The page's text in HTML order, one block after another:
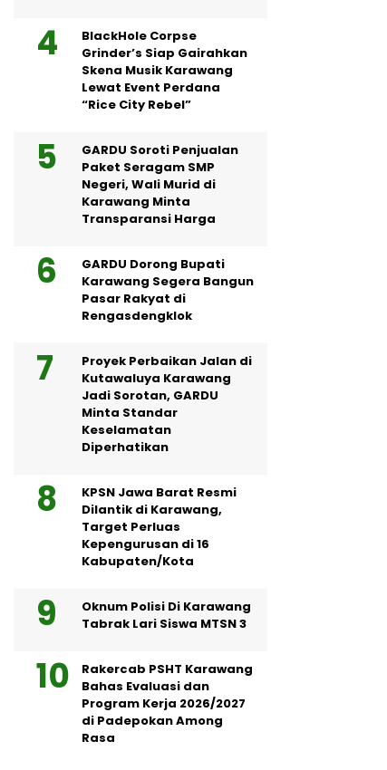
BlackHole Corpse
Grinder’s Siap Gairahkan
Skena Musik Karawang
Lewat Event Perdana
“Rice City Rebel”
GARDU Soroti Penjualan
Paket Seragam SMP
Negeri, Wali Murid di
Karawang Minta
Transparansi Harga
GARDU Dorong Bupati
Karawang Segera Bangun
Pasar Rakyat di
Rengasdengklok
Proyek Perbaikan Jalan di
Kutawaluya Karawang
Jadi Sorotan, GARDU
Minta Standar
Keselamatan
Diperhatikan
KPSN Jawa Barat Resmi
Dilantik di Karawang,
Target Perluas
Kepengurusan di 16
Kabupaten/Kota
Oknum Polisi Di Karawang
Tabrak Lari Siswa MTSN 3
Rakercab PSHT Karawang
Bahas Evaluasi dan
Program Kerja 2026/2027
di Padepokan Among
Rasa